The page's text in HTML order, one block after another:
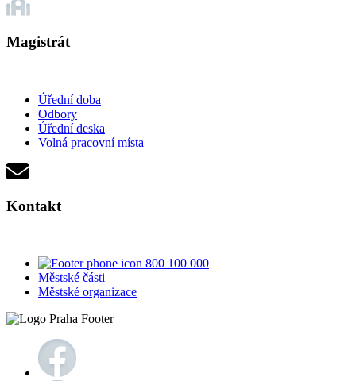
Magistrát
Úřední doba
Odbory
Úřední deska
Volná pracovní místa
Kontakt
800 100 000
Městské části
Městské organizace